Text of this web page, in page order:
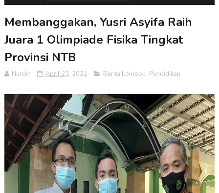
Membanggakan, Yusri Asyifa Raih
Juara 1 Olimpiade Fisika Tingkat
Provinsi NTB
Nurdin April 23, 2021 Berita Lombok, Pendidikan